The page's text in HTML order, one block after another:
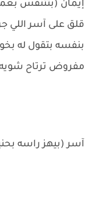
إيمان (بتتنفس
قلق على آسر
بنفسه بتقول له
مفروض ترتاح شويه
آسر (بيهز راسه